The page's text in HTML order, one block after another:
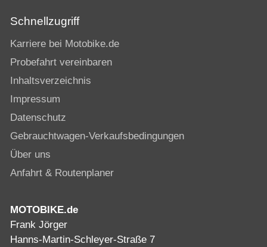
Schnellzugriff
Karriere bei Motobike.de
Probefahrt vereinbaren
Inhaltsverzeichnis
Impressum
Datenschutz
Gebrauchtwagen-Verkaufsbedingungen
Über uns
Anfahrt & Routenplaner
MOTOBIKE.de
Frank Jörger
Hanns-Martin-Schleyer-Straße 7